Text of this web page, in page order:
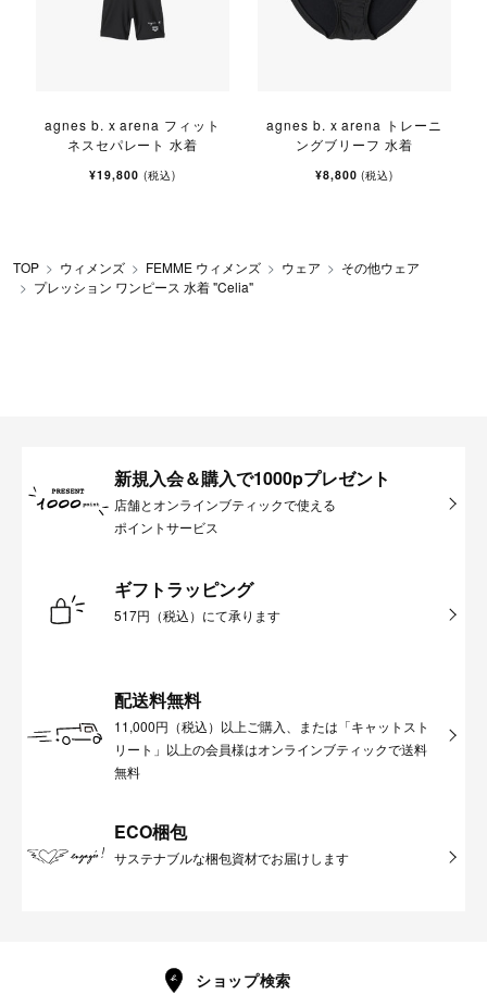
agnes b. x arena フィット
ネスセパレート 水着
¥19,800 (税込)
agnes b. x arena トレーニ
ングブリーフ 水着
¥8,800(税込)
TOP ウィメンズ FEMME ウィメンズ ウェア
その他ウェア
プレッション ワンピース 水着 "Celia"
新規入会＆購入で1000pプレゼント
店舗とオンラインブティックで使える
ポイントサービス
ギフトラッピング
517円（税込）にて承ります
配送料無料
11,000円（税込）以上ご購入、または「キャットスト
リート」以上の会員様はオンラインブティックで送料
無料
ECO梱包
サステナブルな梱包資材でお届けします
ショップ検索